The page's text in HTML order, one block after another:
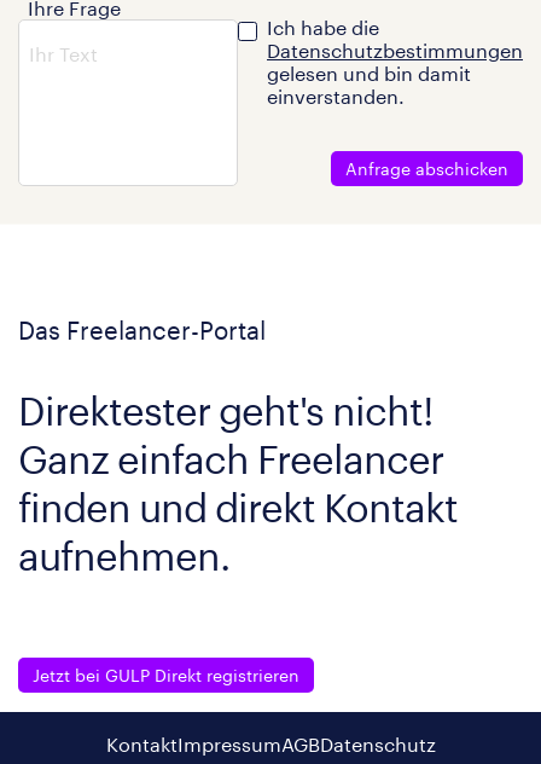
Ihre Frage
Ich habe die
Datenschutzbestimmungen
gelesen und bin damit
einverstanden.
Anfrage abschicken
Das Freelancer-Portal
Direktester geht's nicht!
Ganz einfach Freelancer
finden und direkt Kontakt
aufnehmen.
Jetzt bei GULP Direkt registrieren
KontaktImpressumAGBDatenschutz